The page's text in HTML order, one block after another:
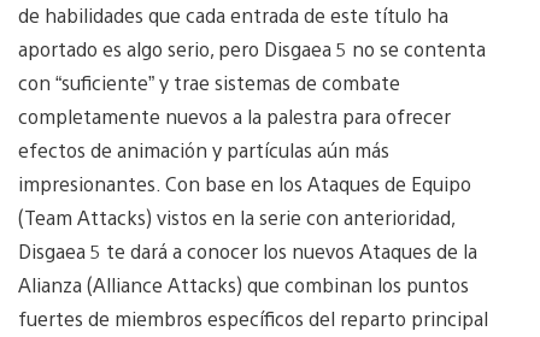
de habilidades que cada entrada de este título ha
aportado es algo serio, pero Disgaea 5 no se contenta
con “suficiente” y trae sistemas de combate
completamente nuevos a la palestra para ofrecer
efectos de animación y partículas aún más
impresionantes. Con base en los Ataques de Equipo
(Team Attacks) vistos en la serie con anterioridad,
Disgaea 5 te dará a conocer los nuevos Ataques de la
Alianza (Alliance Attacks) que combinan los puntos
fuertes de miembros específicos del reparto principal